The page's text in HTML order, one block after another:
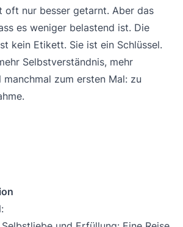
oft nur besser getarnt. Aber das
es weniger belastend ist. Die
kein Etikett. Sie ist ein Schlüssel.
Selbstverständnis, mehr
zum ersten Mal: zu
.